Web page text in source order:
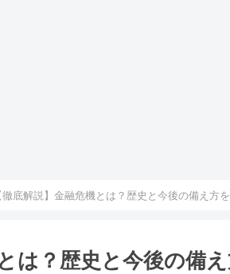
徹底解説】金融危機とは？歴史と今後の備え方
は？歴史と今後の備